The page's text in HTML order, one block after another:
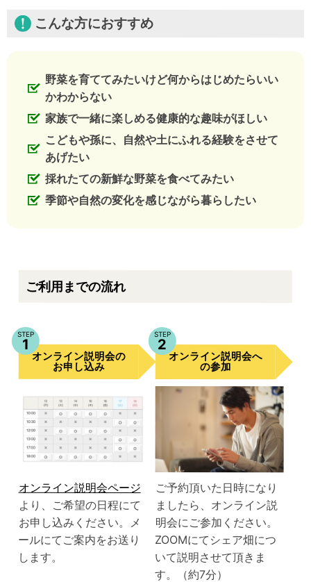
こんな方におすすめ
野菜を育ててみたいけど何からはじめたらいい
かわからない
家族で一緒に楽しめる健康的な趣味がほしい
こどもや孫に、自然や土にふれる経験をさせて
あげたい
採れたての新鮮な野菜を食べてみたい
季節や自然の変化を感じながら暮らしたい
ご利用までの流れ
STEP
1
オンライン説明会の
お申し込み
オンライン説明会ページ
より、ご希望の日程にて
お申し込みください。メ
ールにてご案内をお送り
します。
STEP
2
オンライン説明会へ
の参加
ご予約頂いた日時になり
ましたら、オンライン説
明会にご参加ください。
ZOOMにてシェア畑につ
いて説明させて頂きま
す。（約7分）